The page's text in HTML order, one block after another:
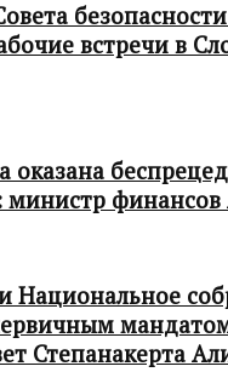
встречи в
оказана
министр
Национальное
Степанакерта